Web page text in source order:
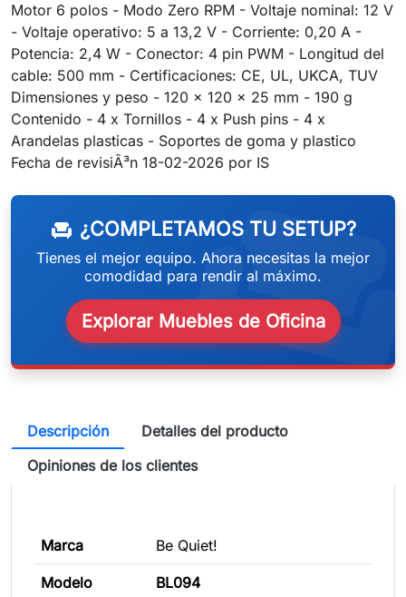
Motor 6 polos - Modo Zero RPM - Voltaje nominal: 12 V
- Voltaje operativo: 5 a 13,2 V - Corriente: 0,20 A -
Potencia: 2,4 W - Conector: 4 pin PWM - Longitud del
cable: 500 mm - Certificaciones: CE, UL, UKCA, TUV
Dimensiones y peso - 120 x 120 x 25 mm - 190 g
Contenido - 4 x Tornillos - 4 x Push pins - 4 x
Arandelas plasticas - Soportes de goma y plastico
Fecha de revisiÃ³n 18-02-2026 por IS
chair ¿COMPLETAMOS TU SETUP?
Tienes el mejor equipo. Ahora necesitas la mejor
comodidad para rendir al máximo.
Explorar Muebles de Oficina
Descripción
Detalles del producto
Opiniones de los clientes
Marca Be Quiet!
Modelo BL094